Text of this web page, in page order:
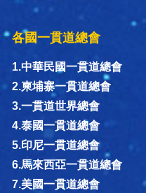
各國一貫道總會
1.中華民國一貫道總會
2.柬埔寨一貫道總會
3.一貫道世界總會
4.泰國一貫道總會
5.印尼一貫道總會
6.馬來西亞一貫道總會
7.美國一貫道總會